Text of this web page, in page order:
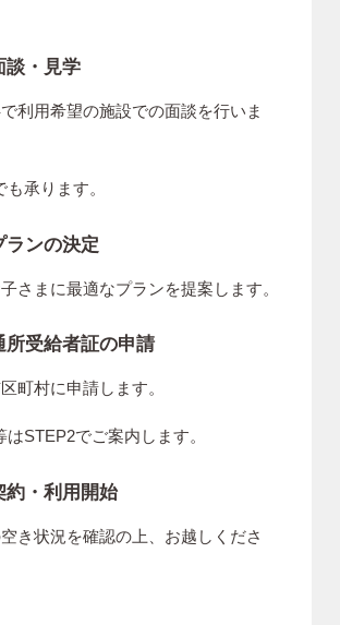
談・見学
利用希望の施設での面談を行いま
も承ります。
ランの決定
さまに最適なプランを提案します。
所受給者証の申請
町村に申請します。
はSTEP2でご案内します。
約・利用開始
き状況を確認の上、お越しくださ